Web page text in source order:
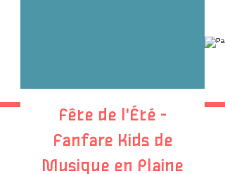
Fête de l'Été -
Fanfare Kids de
Musique en Plaine